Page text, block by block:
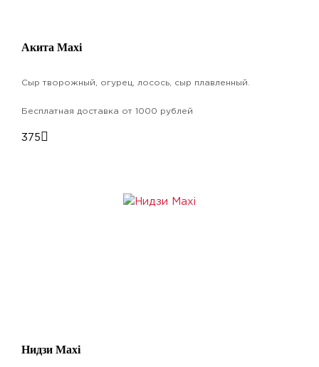
Акита Maxi
Сыр творожный, огурец, лосось, сыр плавленный.
Бесплатная доставка от 1000 рублей
375
Нидзи Maxi